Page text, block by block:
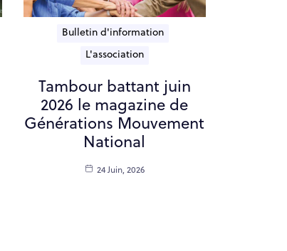
Bulletin d'information
L'association
Tambour battant juin
2026 le magazine de
Générations Mouvement
National
24 Juin, 2026